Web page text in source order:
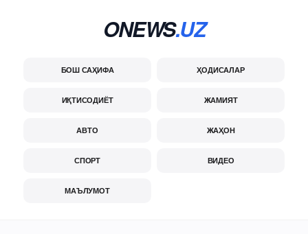
ONEWS.UZ
БОШ САҲИФА ҲОДИСАЛАР
ИҚТИСОДИЁТ ЖАМИЯТ
АВТО ЖАҲОН
СПОРТ ВИДЕО
МАЪЛУМОТ